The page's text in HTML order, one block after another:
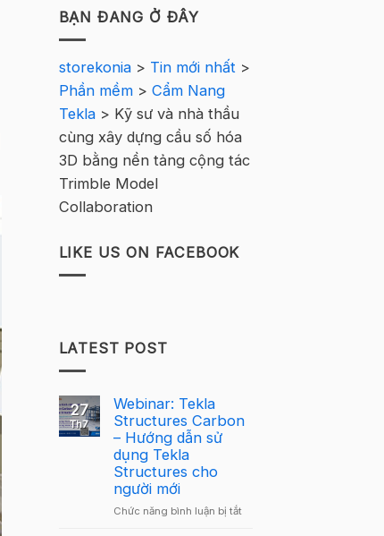
BẠN ĐANG Ở ĐÂY
storekonia> Tin mới nhất>
Phần mềm> Cẩm Nang
Tekla> Kỹ sư và nhà thầu
cùng xây dựng cầu số hóa
3D bằng nền tảng cộng tác
Trimble Model
Collaboration
LIKE US ON FACEBOOK
LATEST POST
27
Th7
Webinar: Tekla
Structures Carbon
– Hướng dẫn sử
dụng Tekla
Structures cho
người mới
Chức năng bình luận bị tắtở